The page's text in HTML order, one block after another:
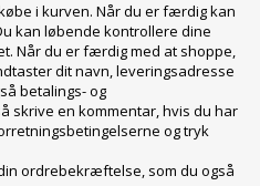
i kurven. Når du er færdig kan
kan løbende kontrollere dine
Når du er færdig med at shoppe,
dit navn, leveringsadresse
betalings- og
skrive en kommentar, hvis du har
og tryk
ordrebekræftelse, som du også